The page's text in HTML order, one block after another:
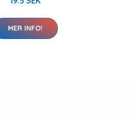
MER INFO!